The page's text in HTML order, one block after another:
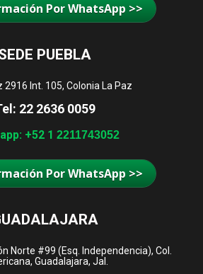
Por WhatsApp >>
PUEBLA
2916 Int. 105, Colonia La Paz
22 2636 0059
+52 1 2211743052
Por WhatsApp >>
Norte #99 (Esq. Independencia), Col.
Guadalajara, Jal.